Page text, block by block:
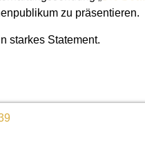
zu präsentieren.
starkes Statement.